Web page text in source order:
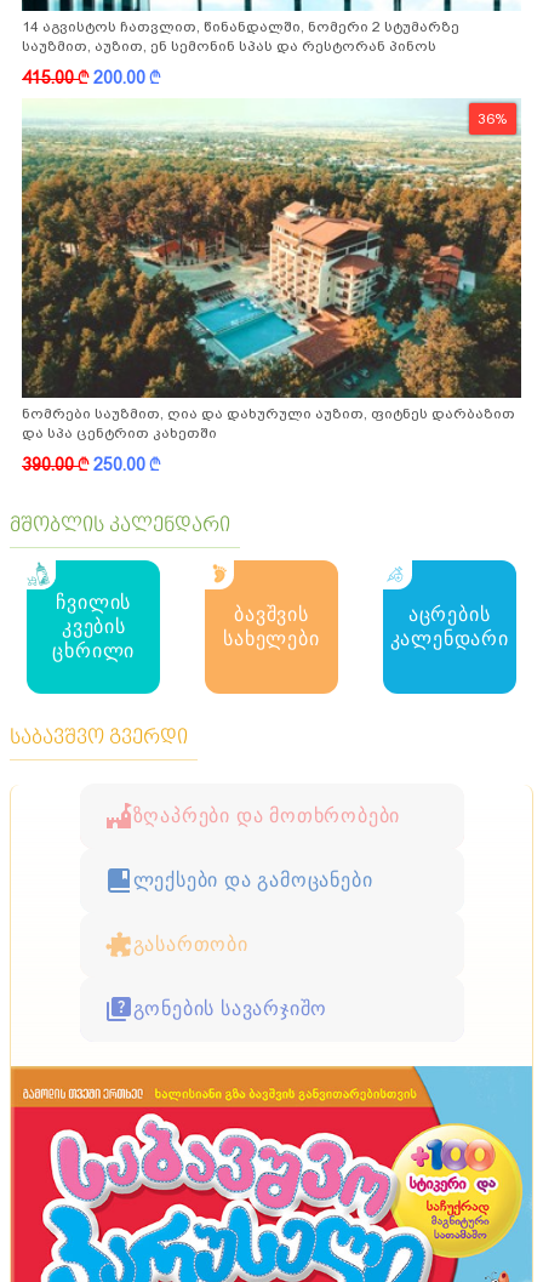
14 აგვისტოს ჩათვლით, წინანდალში, ნომერი 2 სტუმარზე
საუზმით, აუზით, ენ სემონინ სპას და რესტორან პინოს
415.00k200.00k
36%
ნომრები საუზმით, ღია და დახურული აუზით, ფიტნეს დარბაზით
და სპა ცენტრით კახეთში
390.00k250.00k
მშობლის კალენდარი
ჩვილის
კვების
ცხრილი
ბავშვის
სახელები
აცრების
კალენდარი
საბავშვო გვერდი
ზღაპრები და მოთხრობები
ლექსები და გამოცანები
გასართობი
გონების სავარჯიშო